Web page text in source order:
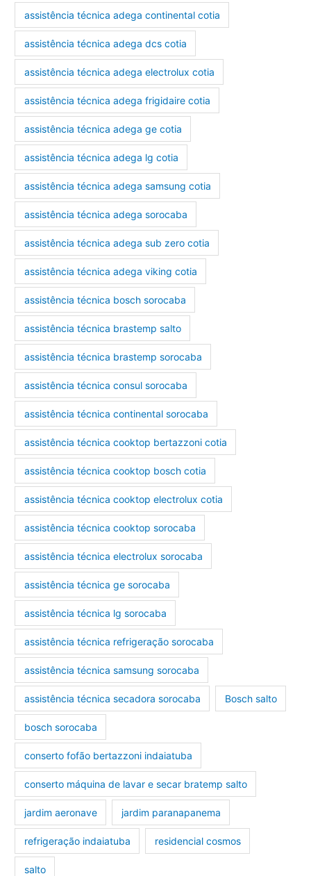
assistência técnica adega continental cotia
assistência técnica adega dcs cotia
assistência técnica adega electrolux cotia
assistência técnica adega frigidaire cotia
assistência técnica adega ge cotia
assistência técnica adega lg cotia
assistência técnica adega samsung cotia
assistência técnica adega sorocaba
assistência técnica adega sub zero cotia
assistência técnica adega viking cotia
assistência técnica bosch sorocaba
assistência técnica brastemp salto
assistência técnica brastemp sorocaba
assistência técnica consul sorocaba
assistência técnica continental sorocaba
assistência técnica cooktop bertazzoni cotia
assistência técnica cooktop bosch cotia
assistência técnica cooktop electrolux cotia
assistência técnica cooktop sorocaba
assistência técnica electrolux sorocaba
assistência técnica ge sorocaba
assistência técnica lg sorocaba
assistência técnica refrigeração sorocaba
assistência técnica samsung sorocaba
assistência técnica secadora sorocaba Bosch salto
bosch sorocaba
conserto fofão bertazzoni indaiatuba
conserto máquina de lavar e secar bratemp salto
jardim aeronave jardim paranapanema
refrigeração indaiatuba residencial cosmos
salto